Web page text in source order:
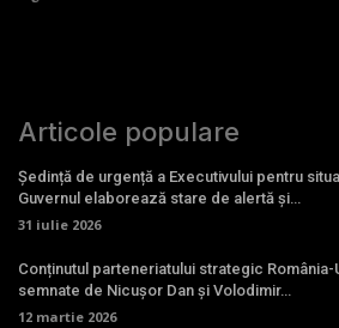
Articole populare
Ședință de urgență a Executivului pentru
Guvernul elaborează stare de alertă și…
31 iulie 2026
Conținutul parteneriatului strategic
semnate de Nicușor Dan și Volodimir…
12 martie 2026